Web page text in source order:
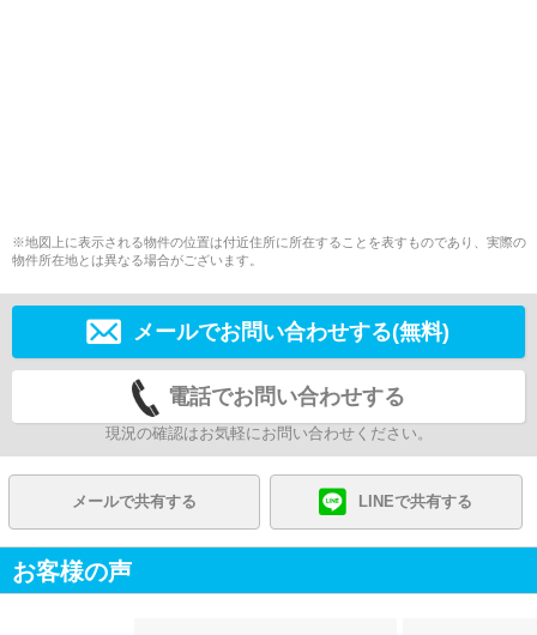
※地図上に表示される物件の位置は付近住所に所在することを表すものであり、実際の
物件所在地とは異なる場合がございます。
メールでお問い合わせする(無料)
電話でお問い合わせする
現況の確認はお気軽にお問い合わせください。
メールで共有する LINEで共有する
お客様の声